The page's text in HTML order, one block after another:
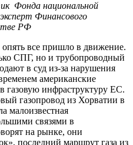
Фонда национальной
Финансового
РФ
все пришло в движение.
СПГ, но и трубопроводный
в суд из-за нарушения
американские
газовую инфраструктуру ЕС.
газопровод из Хорватии в
малоизвестная
связями в
на рынке, они
последний маршрут газа из